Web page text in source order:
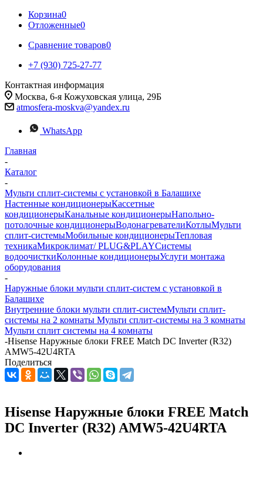
Корзина0
Отложенные0
Сравнение товаров0
+7 (930) 725-27-77
Контактная информация
Москва, 6-я Кожуховская улица, 29Б
atmosfera-moskva@yandex.ru
WhatsApp
Главная
-
Каталог
-
Мульти сплит-системы с установкой в Балашихе
Настенные кондиционерыКассетные
кондиционерыКанальные кондиционерыНапольно-
потолочные кондиционерыВодонагревателиКотлыМульти
сплит-системыМобильные кондиционерыТепловая
техникаМикроклимат/ PLUG&PLAYСистемы
водоочисткиКолонные кондиционерыУслуги монтажа
оборудования
-
Наружные блоки мульти сплит-систем с установкой в
Балашихе
Внутренние блоки мульти сплит-системМульти сплит-
системы на 2 комнаты Мульти сплит-системы на 3 комнаты
Мульти сплит системы на 4 комнаты
-Hisense Наружные блоки FREE Match DC Inverter (R32)
AMW5-42U4RTA
Поделиться
Hisense Наружные блоки FREE Match
DC Inverter (R32) AMW5-42U4RTA